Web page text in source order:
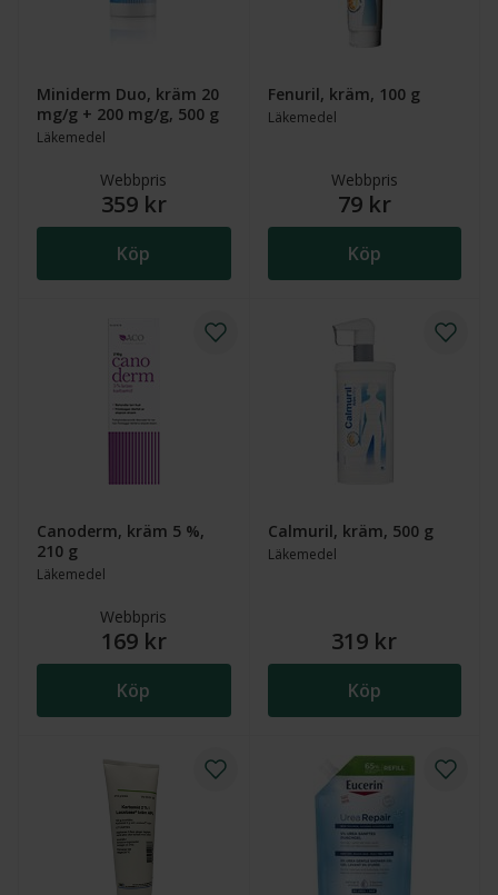
Miniderm Duo, kräm 20
mg/g + 200 mg/g, 500 g
Läkemedel
Webbpris
359 kr
Köp
Fenuril, kräm, 100 g
Läkemedel
Webbpris
79 kr
Köp
Canoderm, kräm 5 %,
210 g
Läkemedel
Webbpris
169 kr
Köp
Calmuril, kräm, 500 g
Läkemedel
319 kr
Köp